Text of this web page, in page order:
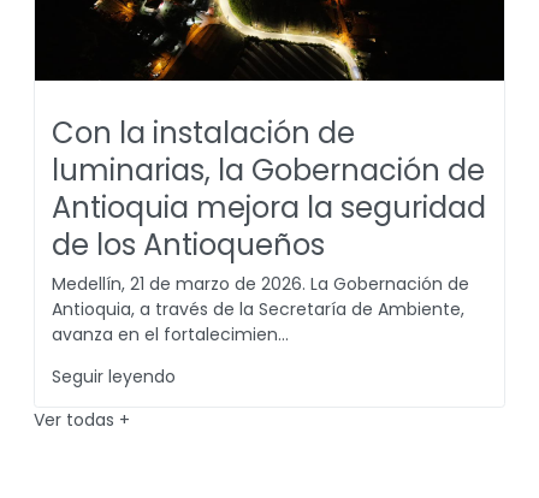
Con la instalación de
luminarias, la Gobernación de
Antioquia mejora la seguridad
de los Antioqueños
Medellín, 21 de marzo de 2026. La Gobernación de
Antioquia, a través de la Secretaría de Ambiente,
avanza en el fortalecimien...
Seguir leyendo
Ver todas +